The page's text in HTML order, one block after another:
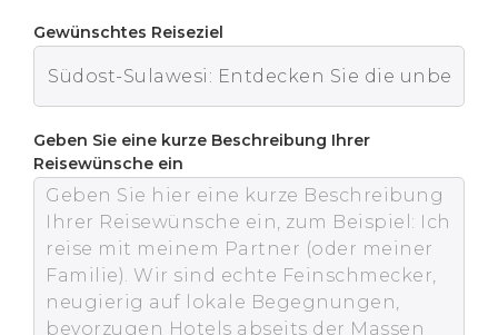
Gewünschtes Reiseziel
Geben Sie eine kurze Beschreibung Ihrer
Reisewünsche ein